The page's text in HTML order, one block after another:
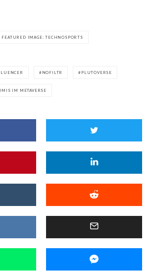
FEATURED IMAGE: TECHNOSPORTS
NOFILTR PLUTOVERSE
IM METAVERSE